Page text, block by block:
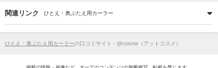
関連リンク ひとえ・奥ぶたえ用カーラー
ひとえ・奥ぶたえ用カーラーの口コミサイト - @cosme（アットコスメ）